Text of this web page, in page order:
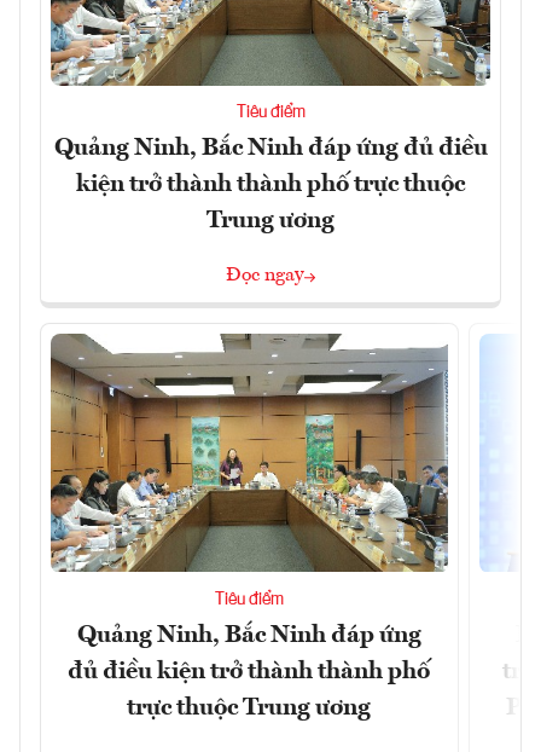
Tiêu điểm
Quảng Ninh, Bắc Ninh đáp ứng đủ điều
kiện trở thành thành phố trực thuộc
Trung ương
Đọc ngay
Tiêu điểm
Quảng Ninh, Bắc Ninh đáp ứng
đủ điều kiện trở thành thành phố
trực thuộc Trung ương